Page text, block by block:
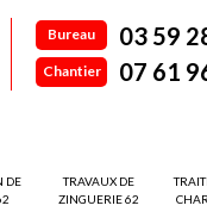
Bureau 03 59
Chantier 07 61
DE
TRAVAUX DE
ZINGUERIE 62